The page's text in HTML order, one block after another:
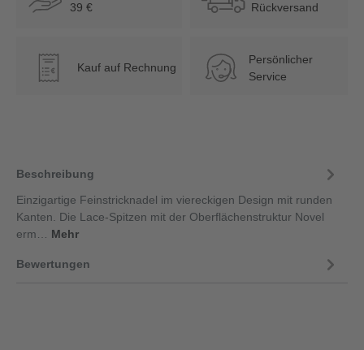
39 €
Rückversand
€ Kauf auf Rechnung
Persönlicher
Service
Beschreibung
Einzigartige Feinstricknadel im viereckigen Design mit runden
Kanten. Die Lace-Spitzen mit der Oberflächenstruktur Novel
erm… Mehr
Bewertungen